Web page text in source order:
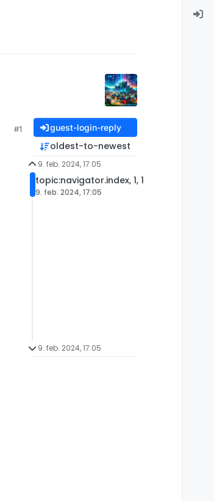
#1 guest-login-reply
oldest-to-newest
9. feb. 2024, 17:05
topic:navigator.index, 1, 1
9. feb. 2024, 17:05
9. feb. 2024, 17:05